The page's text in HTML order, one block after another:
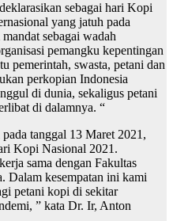
sebagai hari Kopi
yang jatuh pada
sebagai wadah
pemangku kepentingan
pemerintah, swasta, petani dan
perkopian Indonesia
di dunia, sekaligus petani
di dalamnya. “
tanggal 13 Maret 2021,
Kopi Nasional 2021.
sama dengan Fakultas
Dalam kesempatan ini kami
petani kopi di sekitar
” kata Dr. Ir, Anton